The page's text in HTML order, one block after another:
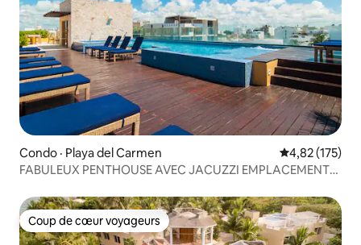
Condo · Playa del Carmen Note
4,82 (175)
FABULEUX PENTHOUSE AVEC JACUZZI EMPLACEMENT
Coup de cœur voyageurs
Coup de cœur voyageurs